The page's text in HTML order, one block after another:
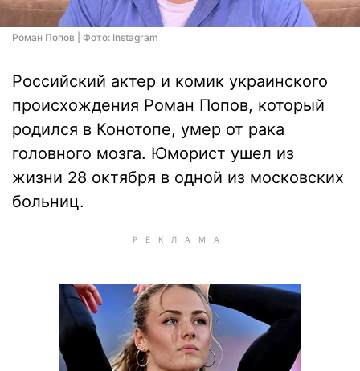
Роман Попов | Фото: Instagram
Российский актер и комик украинского
происхождения Роман Попов, который
родился в Конотопе, умер от рака
головного мозга. Юморист ушел из
жизни 28 октября в одной из московских
больниц.